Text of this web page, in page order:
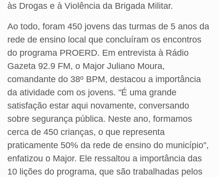
às Drogas e à Violência da Brigada Militar.
Ao todo, foram 450 jovens das turmas de 5 anos da
rede de ensino local que concluíram os encontros
do programa PROERD. Em entrevista à Rádio
Gazeta 92.9 FM, o Major Juliano Moura,
comandante do 38º BPM, destacou a importância
da atividade com os jovens. "É uma grande
satisfação estar aqui novamente, conversando
sobre segurança pública. Neste ano, formamos
cerca de 450 crianças, o que representa
praticamente 50% da rede de ensino do município",
enfatizou o Major. Ele ressaltou a importância das
10 lições do programa, que são trabalhadas pelos